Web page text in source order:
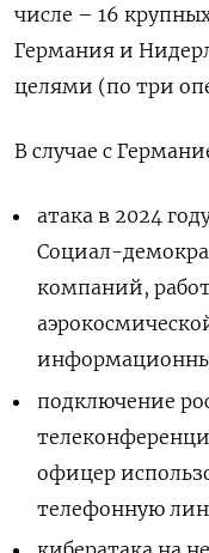
числе – 16
Германия и
целями (по три
В случае с
атака в 2024
Социал-
компаний,
подключение
офицер
телефонную